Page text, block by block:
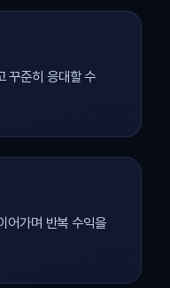
꾸준히 응대할 수
어가며 반복 수익을